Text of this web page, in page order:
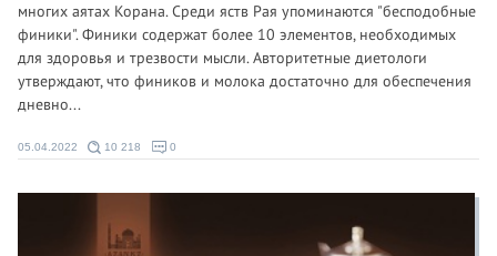
многих аятах Корана. Среди яств Рая упоминаются "бесподобные
финики". Финики содержат более 10 элементов, необходимых
для здоровья и трезвости мысли. Авторитетные диетологи
утверждают, что фиников и молока достаточно для обеспечения
дневно...
05.04.2022 10 218 0